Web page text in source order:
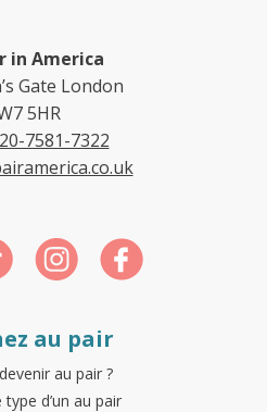
in America
Gate London
5HR
7581-7322
au pair
au pair ?
d’un au pair